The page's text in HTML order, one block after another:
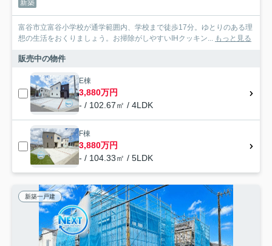
新築
富谷市立富谷小学校が通学範囲内、学校まで徒歩17分。ゆとりのある理
想の生活をおくりましょう。お掃除がしやすいIHクッキン... もっと見る
販売中の物件
E棟
3,880万円
- / 102.67㎡ / 4LDK
F棟
3,880万円
- / 104.33㎡ / 5LDK
新築一戸建